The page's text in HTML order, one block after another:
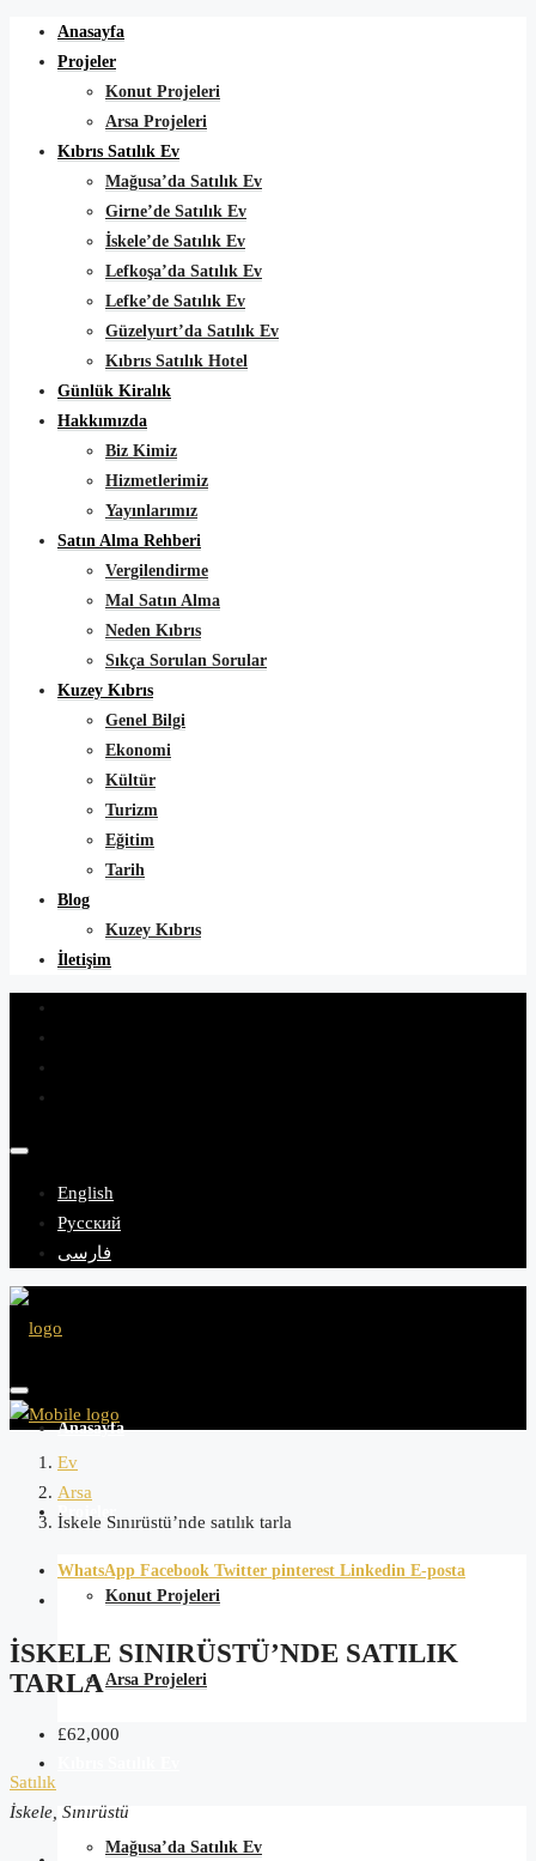
Anasayfa
Projeler
Konut Projeleri
Arsa Projeleri
Kıbrıs Satılık Ev
Mağusa’da Satılık Ev
Girne’de Satılık Ev
İskele’de Satılık Ev
Lefkoşa’da Satılık Ev
Lefke’de Satılık Ev
Güzelyurt’da Satılık Ev
Kıbrıs Satılık Hotel
Günlük Kiralık
Hakkımızda
Biz Kimiz
Hizmetlerimiz
Yayınlarımız
Satın Alma Rehberi
Vergilendirme
Mal Satın Alma
Neden Kıbrıs
Sıkça Sorulan Sorular
Kuzey Kıbrıs
Genel Bilgi
Ekonomi
Kültür
Turizm
Eğitim
Tarih
Blog
Kuzey Kıbrıs
İletişim
English
Русский
فارسی
Anasayfa
Projeler
Konut Projeleri
Arsa Projeleri
Mağusa’da Satılık Ev
Ev
Arsa
İskele Sınırüstü’nde satılık tarla
WhatsApp Facebook Twitter pinterest Linkedin E-posta
İSKELE SINIRÜSTÜ’NDE SATILIK
TARLA
£62,000
Satılık
İskele, Sınırüstü